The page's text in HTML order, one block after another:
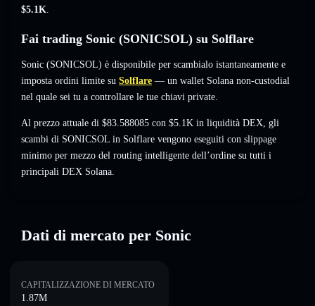
$5.1K.
Fai trading Sonic (SONICSOL) su Solflare
Sonic (SONICSOL) è disponibile per scambialo istantaneamente e
imposta ordini limite su Solflare — un wallet Solana non-custodial
nel quale sei tu a controllare le tue chiavi private.
Al prezzo attuale di $83.588085 con $5.1K in liquidità DEX, gli
scambi di SONICSOL in Solflare vengono eseguiti con slippage
minimo per mezzo del routing intelligente dell’ordine su tutti i
principali DEX Solana.
Dati di mercato per Sonic
CAPITALIZZAZIONE DI MERCATO
1.87M